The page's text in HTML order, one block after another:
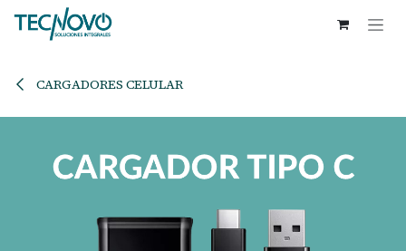
Ir al contenido
CARGADORES CELULAR